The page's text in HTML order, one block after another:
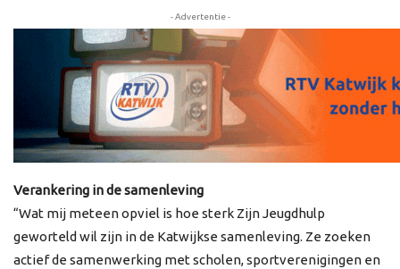
- Advertentie -
Verankering in de samenleving
“Wat mij meteen opviel is hoe sterk Zijn Jeugdhulp
geworteld wil zijn in de Katwijkse samenleving. Ze zoeken
actief de samenwerking met scholen, sportverenigingen en